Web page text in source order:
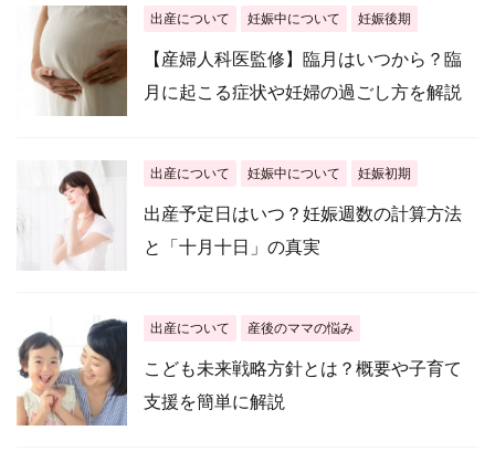
出産について 妊娠中について 妊娠後期
【産婦人科医監修】臨月はいつから？臨
月に起こる症状や妊婦の過ごし方を解説
出産について 妊娠中について 妊娠初期
出産予定日はいつ？妊娠週数の計算方法
と「十月十日」の真実
出産について 産後のママの悩み
こども未来戦略方針とは？概要や子育て
支援を簡単に解説